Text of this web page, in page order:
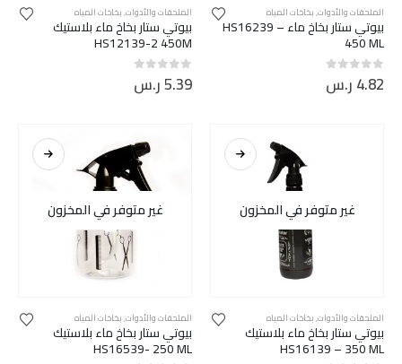
الملحقات والأدوات,بخاخات المياه
بيوتي ستار بخاخ ماء HS16239 –
450 ML
0
out of 5
4.82ر.س
الملحقات والأدوات,بخاخات المياه
بيوتي ستار بخاخ ماء بلاستيك
HS12139-2 450M
0
out of 5
5.39ر.س
غير متوفر في المخزون
الملحقات والأدوات,بخاخات المياه
بيوتي ستار بخاخ ماء بلاستيك
HS16139 – 350 ML
غير متوفر في المخزون
الملحقات والأدوات,بخاخات المياه
بيوتي ستار بخاخ ماء بلاستيك
HS16539- 250 ML